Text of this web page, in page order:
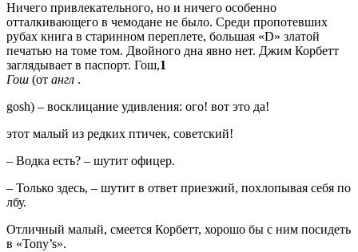
Ничего привлекательного, но и ничего особенно
отталкивающего в чемодане не было. Среди пропотевших
рубах книга в старинном переплете, большая «D» златой
печатью на томе том. Двойного дна явно нет. Джим Корбетт
заглядывает в паспорт. Гош,1
Гош (от англ .
gosh) – восклицание удивления: ого! вот это да!
этот малый из редких птичек, советский!
– Водка есть? – шутит офицер.
– Только здесь, – шутит в ответ приезжий, похлопывая себя по
лбу.
Отличный малый, смеется Корбетт, хорошо бы с ним посидеть
в «Tony’s».